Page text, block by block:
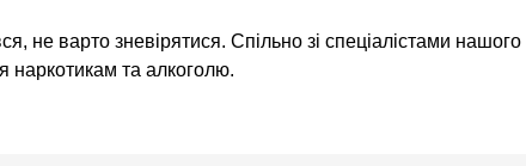
не варто зневірятися. Спільно зі спеціалістами
наркотикам та алкоголю.